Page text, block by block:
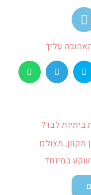
עליך
ביתיות לבד?
מקוון, מצולם
במיוחד